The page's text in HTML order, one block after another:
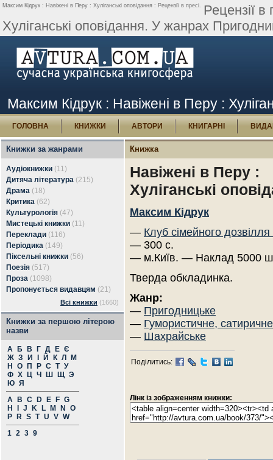
Максим Кідрук : Навіжені в Перу : Хуліганські оповідання : Рецензії в пресі. Рецензії
Хуліганські оповідання. У жанрах
Максим Кідрук : Навіжені в Перу :
ГОЛОВНА КНИЖКИ АВТОРИ КНИГАРНІ
Книжки за жанрами
Аудіокнижки (11)
Дитяча література (215)
Драма (18)
Критика (62)
Культурологія (47)
Мистецькі книжки (11)
Переклади (116)
Періодика (149)
Піксельні книжки (56)
Поезія (517)
Проза (1098)
Пропонується видавцям (21)
Всі книжки (1660)
Книжки за першою літерою
назви
А Б В Г Д Е Є
Ж З И Й К Л
М
Н
О П Р С Т У
Ф Х Ц Ч Ш Щ Э
Ю Я
A
B C D E F G
H
J K L M N
O
P
R S T U V W
1 2 3 9
Книжка
Навіжені в Перу :
Хуліганські
Максим Кідрук
— Клуб сімейного
— 300 с.
— м.Київ. — Наклад 5000
Тверда обкладинка.
Жанр:
— Пригодницьке
— Гумористичне, сатиричне
— Шахрайське
Поділитись:
Лінк із зображенням книжки: